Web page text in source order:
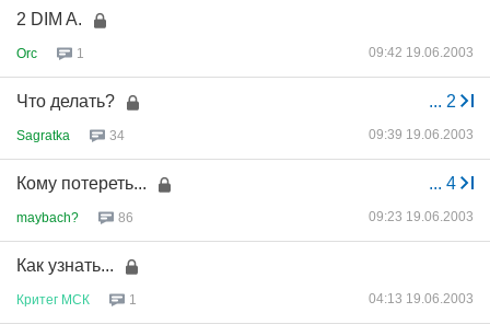
2 DIM A.
Orc 1 09:42 19.06.2003
... 2
Что делать?
Sagratka 34 09:39 19.06.2003
... 4
Кому потереть...
maybach? 86 09:23 19.06.2003
Как узнать...
Критег МСК 1 04:13 19.06.2003